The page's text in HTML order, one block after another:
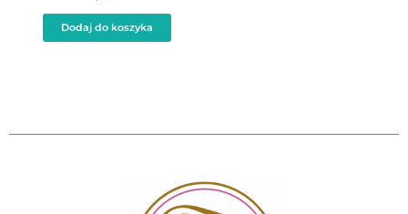
Dodaj do koszyka